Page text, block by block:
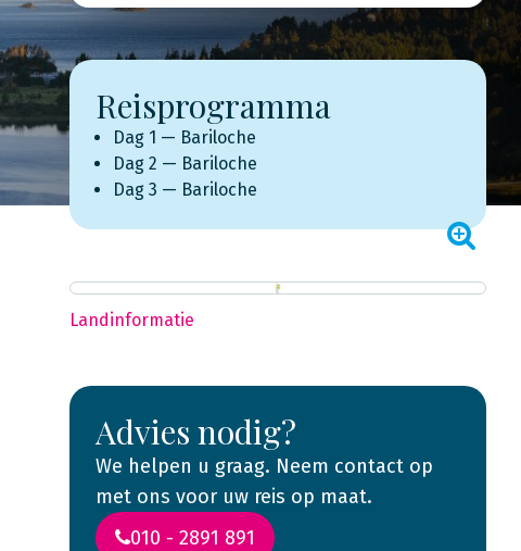
Reisprogramma
Dag 1 — Bariloche
Dag 2 — Bariloche
Dag 3 — Bariloche
Landinformatie
Advies nodig?
We helpen u graag. Neem contact op
met ons voor uw reis op maat.
010 - 2891 891